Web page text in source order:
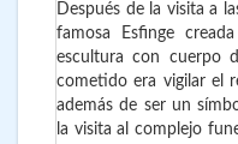
Después de la visita a
famosa Esfinge
escultura con cuerpo
cometido era vigilar el
además de ser un
la visita al complejo